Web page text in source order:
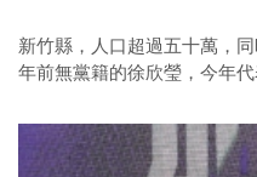
新竹縣，人口超過五十萬，
年前無黨籍的徐欣瑩，今年
什麼能締造這樣的成績？